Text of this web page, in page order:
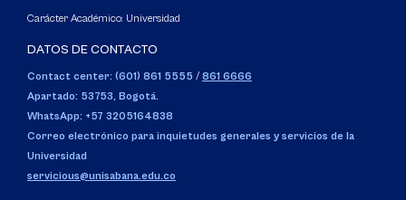
Carácter Académico: Universidad
DATOS DE CONTACTO
Contact center: (601) 861 5555 / 861 6666
Apartado: 53753, Bogotá.
WhatsApp: +57 3205164838
Correo electrónico para inquietudes generales y servicios de la
Universidad
servicious@unisabana.edu.co